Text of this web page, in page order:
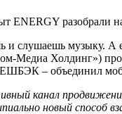
ENERGY разобрали
слушаешь музыку. А
Медиа Холдинг»)
– объединил
канал
новый способ